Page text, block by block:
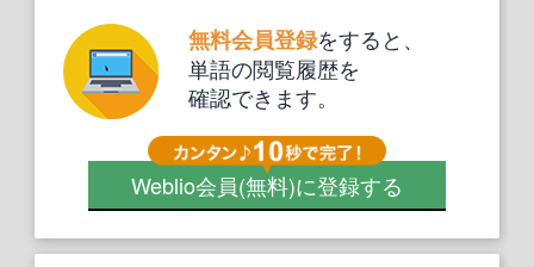
無料会員登録をすると、
単語の閲覧履歴を
確認できます。
Weblio会員(無料)に登録する